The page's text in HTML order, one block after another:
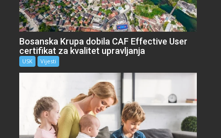
Bosanska Krupa dobila CAF Effective User
certifikat za kvalitet upravljanja
USK Vijesti